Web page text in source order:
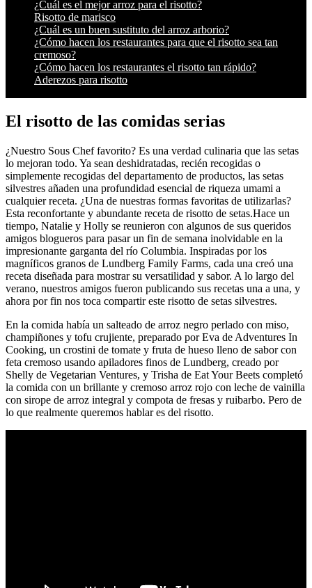
¿Cuál es el mejor arroz para el risotto?
Risotto de marisco
¿Cuál es un buen sustituto del arroz arborio?
¿Cómo hacen los restaurantes para que el risotto sea tan
cremoso?
¿Cómo hacen los restaurantes el risotto tan rápido?
Aderezos para risotto
El risotto de las comidas serias
¿Nuestro Sous Chef favorito? Es una verdad culinaria que las setas
lo mejoran todo. Ya sean deshidratadas, recién recogidas o
simplemente recogidas del departamento de productos, las setas
silvestres añaden una profundidad esencial de riqueza umami a
cualquier receta. ¿Una de nuestras formas favoritas de utilizarlas?
Esta reconfortante y abundante receta de risotto de setas.Hace un
tiempo, Natalie y Holly se reunieron con algunos de sus queridos
amigos blogueros para pasar un fin de semana inolvidable en la
impresionante garganta del río Columbia. Inspiradas por los
magníficos granos de Lundberg Family Farms, cada una creó una
receta diseñada para mostrar su versatilidad y sabor. A lo largo del
verano, nuestros amigos fueron publicando sus recetas una a una, y
ahora por fin nos toca compartir este risotto de setas silvestres.
En la comida había un salteado de arroz negro perlado con miso,
champiñones y tofu crujiente, preparado por Eva de Adventures In
Cooking, un crostini de tomate y fruta de hueso lleno de sabor con
feta cremoso usando apiladores finos de Lundberg, creado por
Shelly de Vegetarian Ventures, y Trisha de Eat Your Beets completó
la comida con un brillante y cremoso arroz rojo con leche de vainilla
con sirope de arroz integral y compota de fresas y ruibarbo. Pero de
lo que realmente queremos hablar es del risotto.